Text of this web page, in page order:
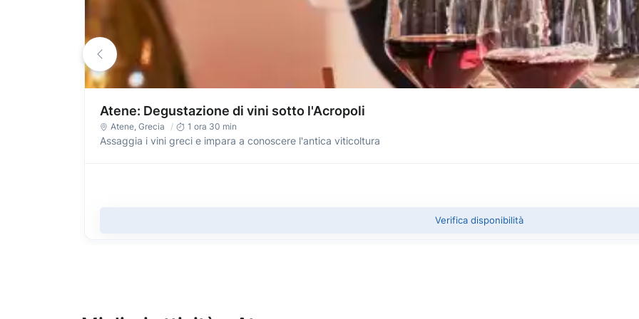
Atene: Degustazione di vini sotto l'Acropoli
Atene, Grecia 1 ora 30 min
Assaggia i vini greci e impara a conoscere l'antica viticoltura
Verifica disponibilità